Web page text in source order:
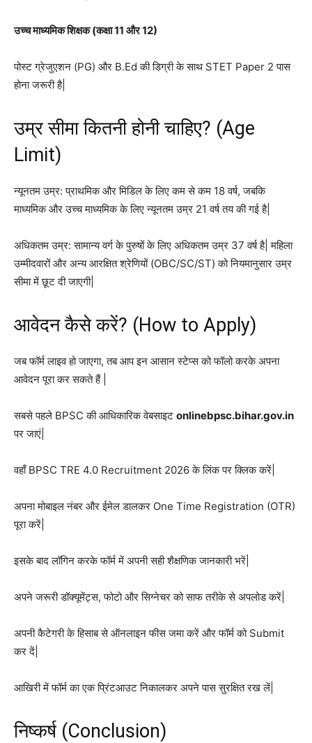
उच्च माध्यमिक शिक्षक (कक्षा 11 और 12)
पोस्ट ग्रेजुएशन (PG) और B.Ed की डिग्री के साथ STET Paper 2 पास
होना जरूरी है|
उम्र सीमा कितनी होनी चाहिए? (Age
Limit)
न्यूनतम उम्र: प्राथमिक और मिडिल के लिए कम से कम 18 वर्ष, जबकि
माध्यमिक और उच्च माध्यमिक के लिए न्यूनतम उम्र 21 वर्ष तय की गई है|
अधिकतम उम्र: सामान्य वर्ग के पुरुषों के लिए अधिकतम उम्र 37 वर्ष है| महिला
उम्मीदवारों और अन्य आरक्षित श्रेणियों (OBC/SC/ST) को नियमानुसार उम्र
सीमा में छूट दी जाएगी|
आवेदन कैसे करें? (How to Apply)
जब फॉर्म लाइव हो जाएगा, तब आप इन आसान स्टेप्स को फॉलो करके अपना
आवेदन पूरा कर सकते हैं |
सबसे पहले BPSC की आधिकारिक वेबसाइट onlinebpsc.bihar.gov.in
पर जाएं|
वहाँ BPSC TRE 4.0 Recruitment 2026 के लिंक पर क्लिक करें|
अपना मोबाइल नंबर और ईमेल डालकर One Time Registration (OTR)
पूरा करें|
इसके बाद लॉगिन करके फॉर्म में अपनी सही शैक्षणिक जानकारी भरें|
अपने जरूरी डॉक्यूमेंट्स, फोटो और सिग्नेचर को साफ तरीके से अपलोड करें|
अपनी कैटेगरी के हिसाब से ऑनलाइन फीस जमा करें और फॉर्म को Submit
कर दें|
आखिरी में फॉर्म का एक प्रिंटआउट निकालकर अपने पास सुरक्षित रख लें|
निष्कर्ष (Conclusion)